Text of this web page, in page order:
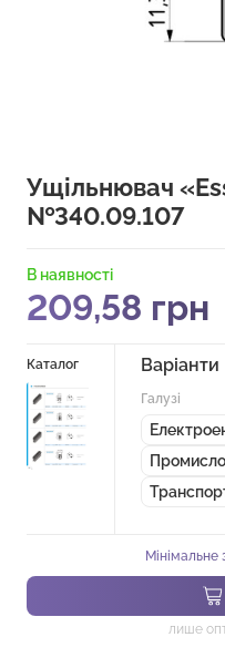
Ущільнювач
№340.09.107
В наявності
209,58 грн
Каталог Варіанти
Галузі
Мінімальне
лише